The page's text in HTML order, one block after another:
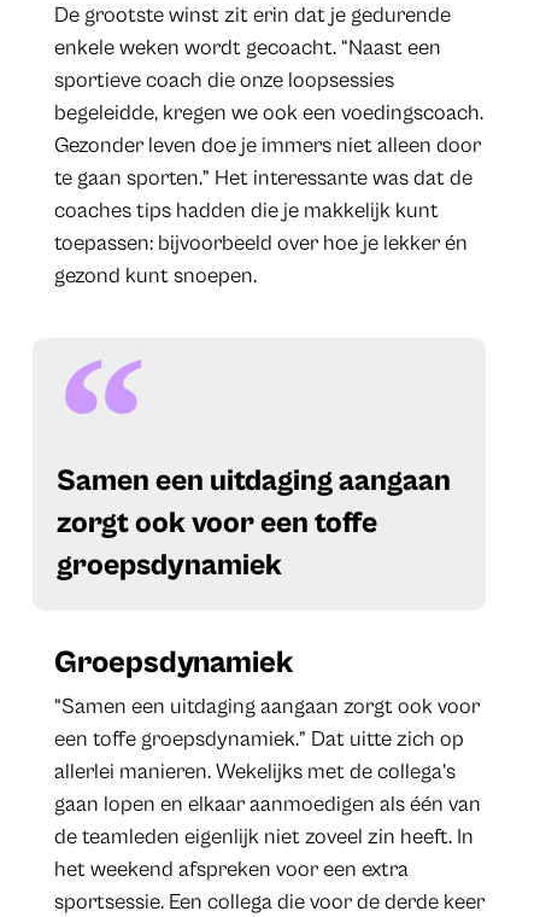
De grootste winst zit erin dat je gedurende
enkele weken wordt gecoacht. “Naast een
sportieve coach die onze loopsessies
begeleidde, kregen we ook een voedingscoach.
Gezonder leven doe je immers niet alleen door
te gaan sporten.” Het interessante was dat de
coaches tips hadden die je makkelijk kunt
toepassen: bijvoorbeeld over hoe je lekker én
gezond kunt snoepen.
​Samen een uitdaging aangaan
zorgt ook voor een toffe
groepsdynamiek
Groepsdynamiek
“Samen een uitdaging aangaan zorgt ook voor
een toffe groepsdynamiek.” Dat uitte zich op
allerlei manieren. Wekelijks met de collega’s
gaan lopen en elkaar aanmoedigen als één van
de teamleden eigenlijk niet zoveel zin heeft. In
het weekend afspreken voor een extra
sportsessie. Een collega die voor de derde keer